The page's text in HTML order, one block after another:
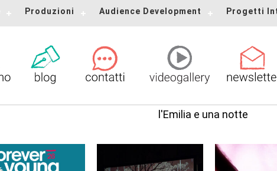
Produzioni Audience Development Progetti
l'Emilia e una notte